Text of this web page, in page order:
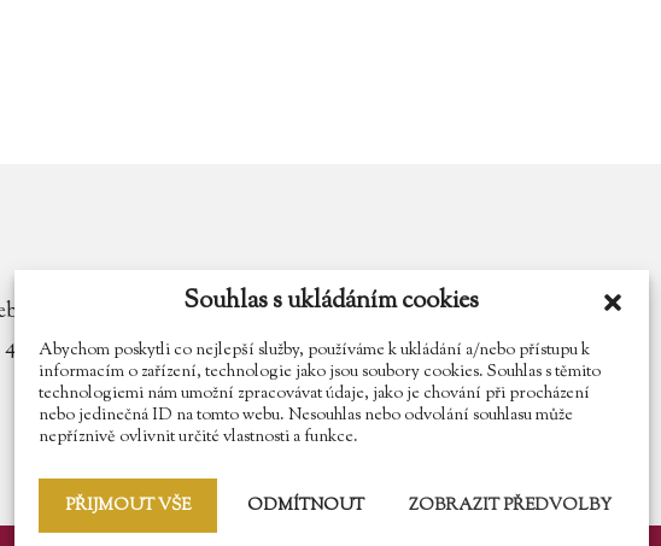
Souhlas s ukládáním cookies
Abychom poskytli co nejlepší služby, používáme k ukládání a/nebo přístupu k
informacím o zařízení, technologie jako jsou soubory cookies. Souhlas s těmito
technologiemi nám umožní zpracovávat údaje, jako je chování při procházení
nebo jedinečná ID na tomto webu. Nesouhlas nebo odvolání souhlasu může
nepříznivě ovlivnit určité vlastnosti a funkce.
PŘIJMOUT VŠE ODMÍTNOUT ZOBRAZIT PŘEDVOLBY
Najdete nás na Facebooku
Sledujte náš Instagram